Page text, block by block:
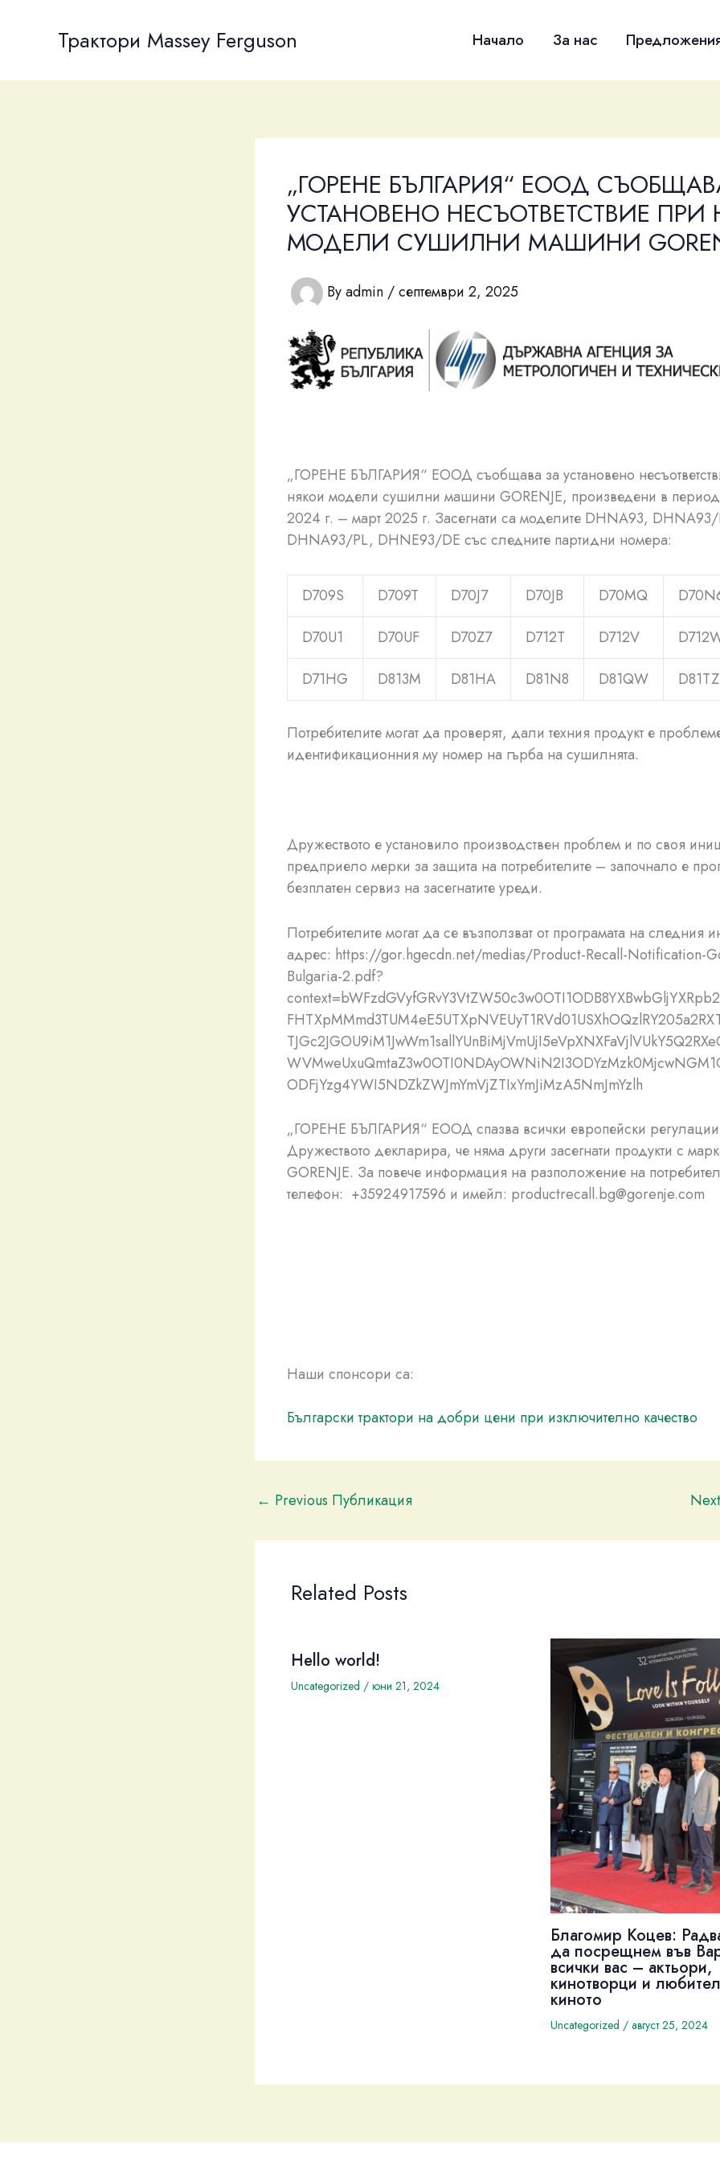
Трактори Massey Ferguson Начало За нас
„ГОРЕНЕ БЪЛГАРИЯ“ ЕООД
УСТАНОВЕНО НЕСЪОТВЕТСТВИЕ ПРИ
МОДЕЛИ СУШИЛНИ МАШИНИ
Byadmin /септември 2, 2025
„ГОРЕНЕ БЪЛГАРИЯ“ ЕООД съобщава за установено
някои модели сушилни машини GORENJE, произведени в
2024 г. – март 2025 г. Засегнати са моделите DHNA93,
DHNA93/PL, DHNE93/DE със следните партидни номера:
D709S D709T D70J7 D70JB D70MQ
D70U1
D70UF D70Z7 D712T D712V
D71HG
D813M D81HA D81N8 D81QW D81TZ
Потребителите могат да проверят, дали техния продукт е
идентификационния му номер на гърба на сушилнята.
Дружеството е установило производствен проблем и по своя
предприело мерки за защита на потребителите – започнало е
безплатен сервиз на засегнатите уреди.
Потребителите могат да се възползват от програмата на следния
адрес: https://gor.hgecdn.net/medias/Product-Recall-Notification-
Bulgaria-2.pdf?
ODFjYzg4YWI5NDZkZWJmYmVjZTIxYmJiMzA5NmJmYzlh
„ГОРЕНЕ БЪЛГАРИЯ“ ЕООД спазва всички европейски
Дружеството декларира, че няма други засегнати продукти с
GORENJE. За повече информация на разположение на
телефон: +35924917596 и имейл: productrecall.bg@gorenje.com
Наши спонсори са:
Български трактори на добри цени при изключително качество
← Previous Публикация
Related Posts
Hello world!
Uncategorized / юни 21, 2024
Благомир Коцев:
да посрещнем във
всички вас – актьори,
кинотворци и
киното
Uncategorized / август 25, 2024